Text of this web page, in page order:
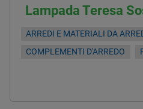
Lampada Teresa
ARREDI E MATERIALI DA
COMPLEMENTI D'ARREDO